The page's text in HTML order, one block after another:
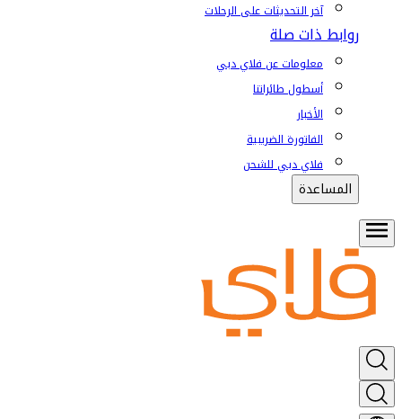
آخر التحديثات على الرحلات
روابط ذات صلة
معلومات عن فلاي دبي
أسطول طائراتنا
الأخبار
الفاتورة الضريبية
فلاي دبي للشحن
المساعدة